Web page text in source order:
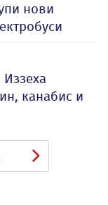
нови
канабис и